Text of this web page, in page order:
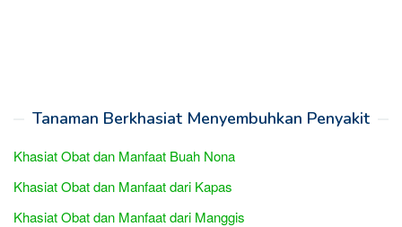
Tanaman Berkhasiat Menyembuhkan Penyakit
Khasiat Obat dan Manfaat Buah Nona
Khasiat Obat dan Manfaat dari Kapas
Khasiat Obat dan Manfaat dari Manggis